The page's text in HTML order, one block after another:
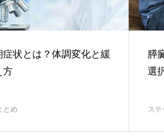
症状とは？体調変化と緩
方
とめ
膵
選
ス